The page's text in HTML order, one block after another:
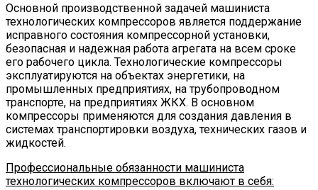
Основной производственной задачей машиниста
технологических компрессоров является поддержание
исправного состояния компрессорной установки,
безопасная и надежная работа агрегата на всем сроке
его рабочего цикла. Технологические компрессоры
эксплуатируются на объектах энергетики, на
промышленных предприятиях, на трубопроводном
транспорте, на предприятиях ЖКХ. В основном
компрессоры применяются для создания давления в
системах транспортировки воздуха, технических газов и
жидкостей.
Профессиональные обязанности машиниста
технологических компрессоров включают в себя: